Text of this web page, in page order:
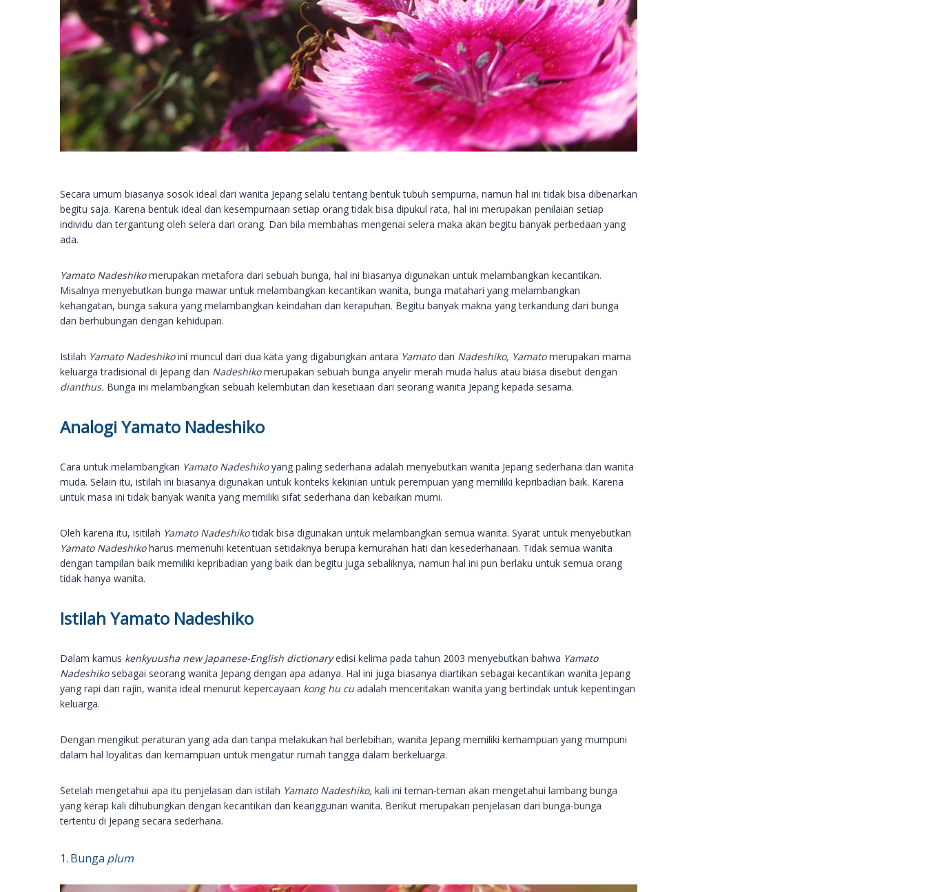
Secara umum biasanya sosok ideal dari wanita Jepang selalu tentang bentuk tubuh sempurna, namun hal ini tidak bisa dibenarkan
begitu saja. Karena bentuk ideal dan kesempurnaan setiap orang tidak bisa dipukul rata, hal ini merupakan penilaian setiap
individu dan tergantung oleh selera dari orang. Dan bila membahas mengenai selera maka akan begitu banyak perbedaan yang
ada.
Yamato Nadeshikomerupakan metafora dari sebuah bunga, hal ini biasanya digunakan untuk melambangkan kecantikan.
Misalnya menyebutkan bunga mawar untuk melambangkan kecantikan wanita, bunga matahari yang melambangkan
kehangatan, bunga sakura yang melambangkan keindahan dan kerapuhan. Begitu banyak makna yang terkandung dari bunga
dan berhubungan dengan kehidupan.
Istilah Yamato Nadeshikoini muncul dari dua kata yang digabungkan antara Yamatodan Nadeshiko, Yamatomerupakan mama
keluarga tradisional di Jepang dan Nadeshikomerupakan sebuah bunga anyelir merah muda halus atau biasa disebut dengan
dianthus. Bunga ini melambangkan sebuah kelembutan dan kesetiaan dari seorang wanita Jepang kepada sesama.
Analogi Yamato Nadeshiko
Cara untuk melambangkan Yamato Nadeshikoyang paling sederhana adalah menyebutkan wanita Jepang sederhana dan wanita
muda. Selain itu, istilah ini biasanya digunakan untuk konteks kekinian untuk perempuan yang memiliki kepribadian baik. Karena
untuk masa ini tidak banyak wanita yang memiliki sifat sederhana dan kebaikan murni.
Oleh karena itu, isitilah Yamato Nadeshikotidak bisa digunakan untuk melambangkan semua wanita. Syarat untuk menyebutkan
Yamato Nadeshikoharus memenuhi ketentuan setidaknya berupa kemurahan hati dan kesederhanaan. Tidak semua wanita
dengan tampilan baik memiliki kepribadian yang baik dan begitu juga sebaliknya, namun hal ini pun berlaku untuk semua orang
tidak hanya wanita.
Istilah Yamato Nadeshiko
Dalam kamus kenkyuusha new Japanese-English dictionaryedisi kelima pada tahun 2003 menyebutkan bahwa Yamato
Nadeshiko sebagai seorang wanita Jepang dengan apa adanya. Hal ini juga biasanya diartikan sebagai kecantikan wanita Jepang
yang rapi dan rajin, wanita ideal menurut kepercayaan kong hu cu adalah menceritakan wanita yang bertindak untuk kepentingan
keluarga.
Dengan mengikut peraturan yang ada dan tanpa melakukan hal berlebihan, wanita Jepang memiliki kemampuan yang mumpuni
dalam hal loyalitas dan kemampuan untuk mengatur rumah tangga dalam berkeluarga.
Setelah mengetahui apa itu penjelasan dan istilah Yamato Nadeshiko, kali ini teman-teman akan mengetahui lambang bunga
yang kerap kali dihubungkan dengan kecantikan dan keanggunan wanita. Berikut merupakan penjelasan dari bunga-bunga
tertentu di Jepang secara sederhana.
1. Bunga plum